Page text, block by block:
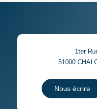
1ter
51000
Nous écrire